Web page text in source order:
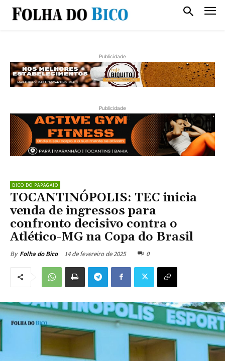
Publicidade
Publicidade
BICO DO PAPAGAIO
TOCANTINÓPOLIS: TEC inicia
venda de ingressos para
confronto decisivo contra o
Atlético-MG na Copa do Brasil
By Folha do Bico 14 de fevereiro de 2025 0